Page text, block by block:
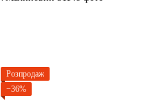
Розпродаж
−36%